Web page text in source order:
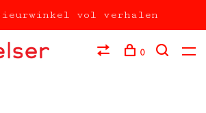
vol verhalen
0